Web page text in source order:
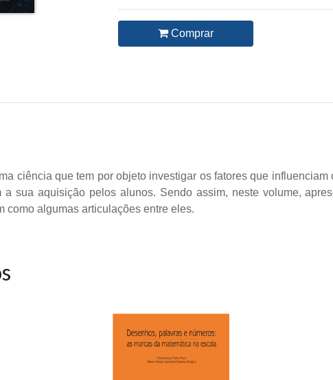
Comprar
ciência que tem por objeto investigar os fatores que
sua aquisição pelos alunos. Sendo assim, neste volume,
como algumas articulações entre eles.